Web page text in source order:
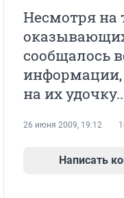
Несмотря на
сообщалось
информации,
на их
26 июня 2009, 19:12
Написать